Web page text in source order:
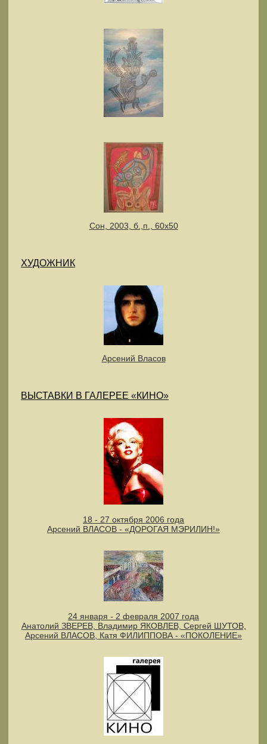
Сон, 2003, б.,п., 60х50
ХУДОЖНИК
Арсений Власов
ВЫСТАВКИ В ГАЛЕРЕЕ «КИНО»
18 - 27 октября 2006 года
Арсений ВЛАСОВ - «ДОРОГАЯ МЭРИЛИН!»
24 января - 2 февраля 2007 года
Анатолий ЗВЕРЕВ, Владимир ЯКОВЛЕВ, Сергей ШУТОВ,
Арсений ВЛАСОВ, Катя ФИЛИППОВА - «ПОКОЛЕНИЕ»